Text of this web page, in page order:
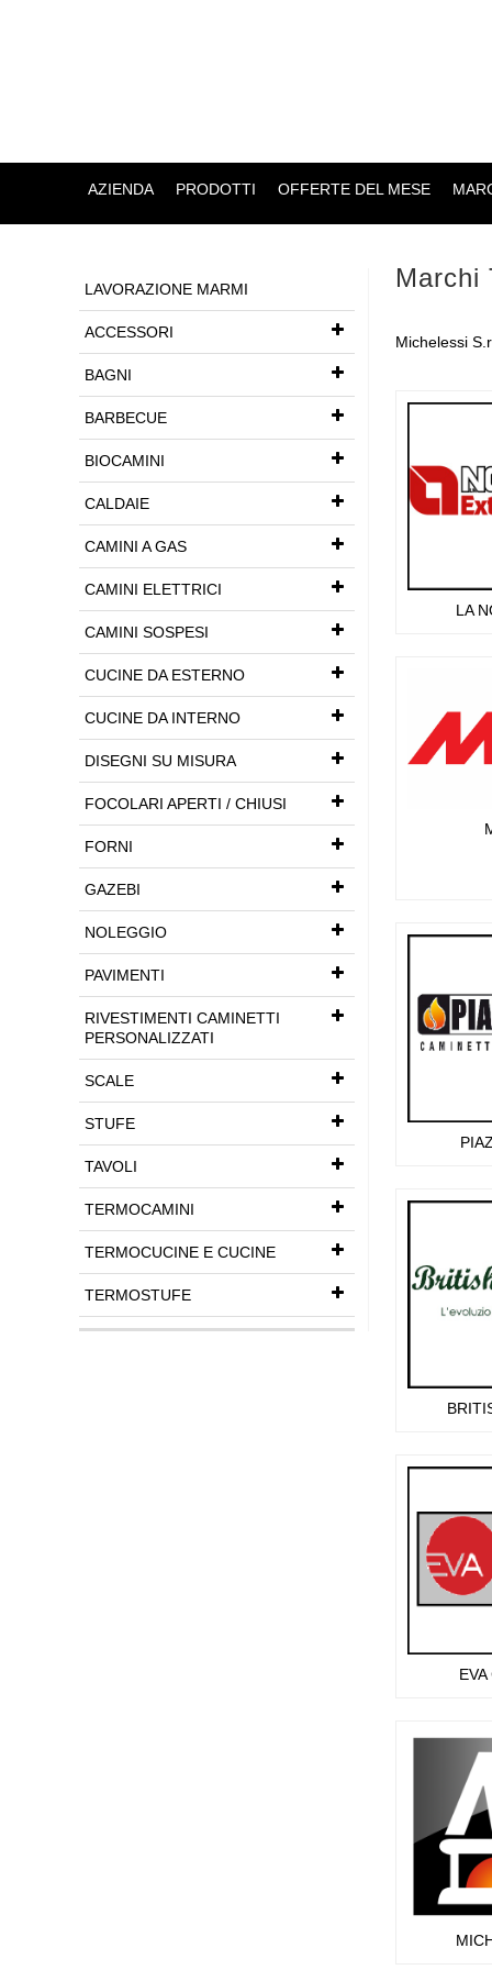
AZIENDA PRODOTTI OFFERTE DEL MESE
LAVORAZIONE MARMI
ACCESSORI
BAGNI
BARBECUE
BIOCAMINI
CALDAIE
CAMINI A GAS
CAMINI ELETTRICI
CAMINI SOSPESI
CUCINE DA ESTERNO
CUCINE DA INTERNO
DISEGNI SU MISURA
FOCOLARI APERTI / CHIUSI
FORNI
GAZEBI
NOLEGGIO
PAVIMENTI
RIVESTIMENTI CAMINETTI
PERSONALIZZATI
SCALE
STUFE
TAVOLI
TERMOCAMINI
TERMOCUCINE E CUCINE
TERMOSTUFE
Marchi
Michelessi
LA